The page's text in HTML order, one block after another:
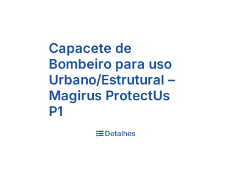
Capacete de
Bombeiro para uso
Urbano/Estrutural –
Magirus ProtectUs
P1
Detalhes